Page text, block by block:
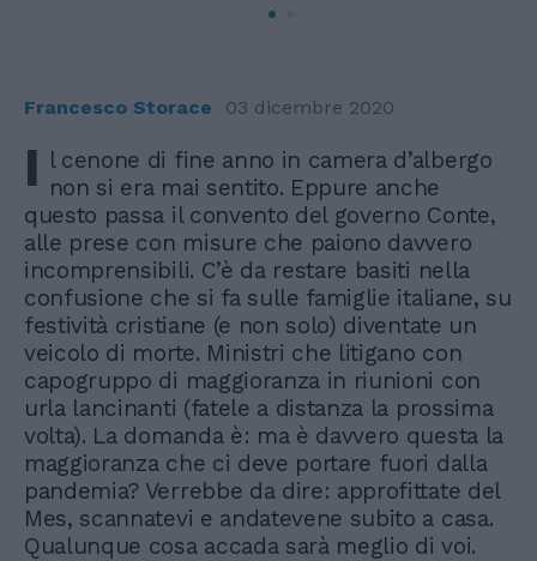
Francesco Storace 03 dicembre 2020
I l cenone di fine anno in camera d’albergo
non si era mai sentito. Eppure anche
questo passa il convento del governo Conte,
alle prese con misure che paiono davvero
incomprensibili. C’è da restare basiti nella
confusione che si fa sulle famiglie italiane, su
festività cristiane (e non solo) diventate un
veicolo di morte. Ministri che litigano con
capogruppo di maggioranza in riunioni con
urla lancinanti (fatele a distanza la prossima
volta). La domanda è: ma è davvero questa la
maggioranza che ci deve portare fuori dalla
pandemia? Verrebbe da dire: approfittate del
Mes, scannatevi e andatevene subito a casa.
Qualunque cosa accada sarà meglio di voi.